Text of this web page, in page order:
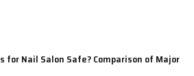
for Nail Salon Safe? Comparison of Major